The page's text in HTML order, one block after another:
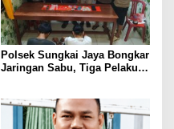
Polsek Sungkai Jaya Bongkar
Jaringan Sabu, Tiga Pelaku